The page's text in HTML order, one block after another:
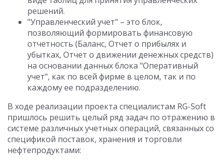
решений.
"Управленческий учет" – это блок,
позволяющий формировать финансовую
отчетность (Баланс, Отчет о прибылях и
убытках, Отчет о движении денежных средств)
на основании данных блока "Оперативный
учет", как по всей фирме в целом, так и по
каждому ее подразделению.
В ходе реализации проекта специалистам RG-Soft
пришлось решить целый ряд задач по отражению в
системе различных учетных операций, связанных со
спецификой поставок, хранения и торговли
нефтепродуктами: